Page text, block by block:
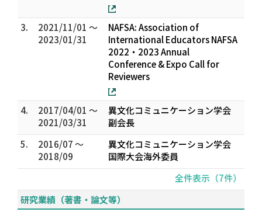
3.
2021/11/01 ～
2023/01/31
NAFSA: Association of
International Educators NAFSA
2022・2023 Annual
Conference & Expo Call for
Reviewers
4.
2017/04/01 ～
2021/03/31
異文化コミュニケーション学会
副会長
5.
2016/07 ～
2018/09
異文化コミュニケーション学会
国際大会海外委員
全件表示（7件）
研究業績（著書・論文等）